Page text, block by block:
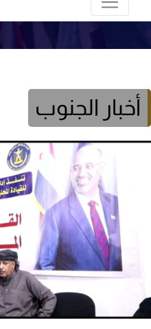
أخبار الجنوب